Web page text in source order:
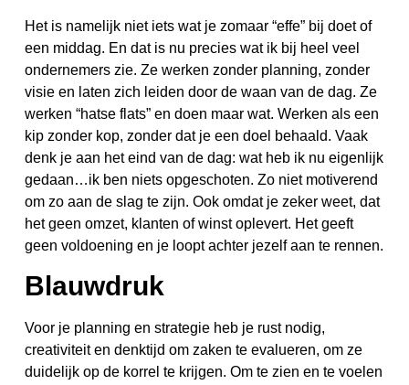
Het is namelijk niet iets wat je zomaar “effe” bij doet of
een middag. En dat is nu precies wat ik bij heel veel
ondernemers zie. Ze werken zonder planning, zonder
visie en laten zich leiden door de waan van de dag. Ze
werken “hatse flats” en doen maar wat. Werken als een
kip zonder kop, zonder dat je een doel behaald. Vaak
denk je aan het eind van de dag: wat heb ik nu eigenlijk
gedaan…ik ben niets opgeschoten. Zo niet motiverend
om zo aan de slag te zijn. Ook omdat je zeker weet, dat
het geen omzet, klanten of winst oplevert. Het geeft
geen voldoening en je loopt achter jezelf aan te rennen.
Blauwdruk
Voor je planning en strategie heb je rust nodig,
creativiteit en denktijd om zaken te evalueren, om ze
duidelijk op de korrel te krijgen. Om te zien en te voelen